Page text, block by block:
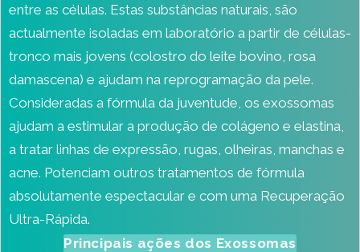
entre as células. Estas substâncias naturais, são
actualmente isoladas em laboratório a partir de células-
tronco mais jovens (colostro do leite bovino, rosa
damascena) e ajudam na reprogramação da pele.
Consideradas a fórmula da juventude, os exossomas
ajudam a estimular a produção de colágeno e elastina,
a tratar linhas de expressão, rugas, olheiras, manchas e
acne. Potenciam outros tratamentos de fórmula
absolutamente espectacular e com uma Recuperação
Ultra-Rápida.
Principais ações dos Exossomas